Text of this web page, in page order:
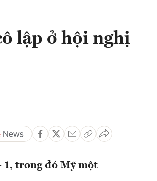
lập ở hội nghị
1, trong đó Mỹ một